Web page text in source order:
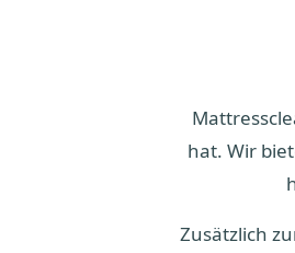
hat. Wir
Zusätzlich